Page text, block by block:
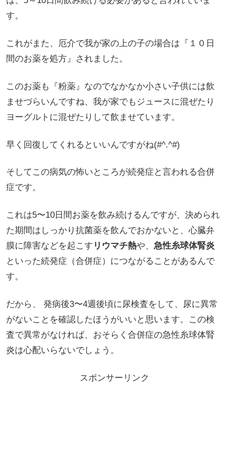
す。
これがまた、厄介で我が家の上の子の場合は『１０日
間のお薬を処方』されました。
このお薬も『粉薬』なのでなかなか小さい子供には飲
ませづらいんですね、我が家でもジュースに混ぜたり
ヨーグルトに混ぜたりして飲ませています。
早く回復してくれるといいんですがね(#^.^#)
そしてこの病気の怖いところが続発症と言われる合併
症です。
これは5〜10日間お薬を飲み続けるんですが、決められ
た期間はしっかり抗菌薬を飲んでおかないと、心臓弁
膜に障害などを起こす リウマチ熱や、 急性糸球体腎炎
といった続発症（合併症）につながることがあるんで
す。
だから、 発病後3〜4週後頃に尿検査をして、尿に異常
がないことを確認したほうがいいと思います。この検
査で異常がなければ、おそらく合併症の急性糸球体腎
炎は心配いらないでしょう。
スポンサーリンク